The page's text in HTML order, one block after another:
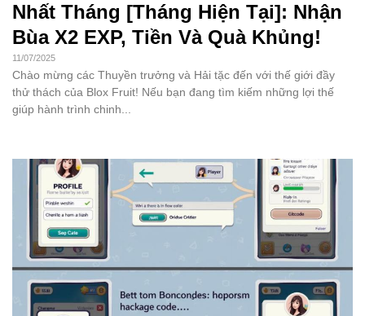
Nhất Tháng [Tháng Hiện Tại]: Nhận
Bùa X2 EXP, Tiền Và Quà Khủng!
11/07/2025
Chào mừng các Thuyền trưởng và Hải tặc đến với thế giới đầy
thử thách của Blox Fruit! Nếu bạn đang tìm kiếm những lợi thế
giúp hành trình chinh...